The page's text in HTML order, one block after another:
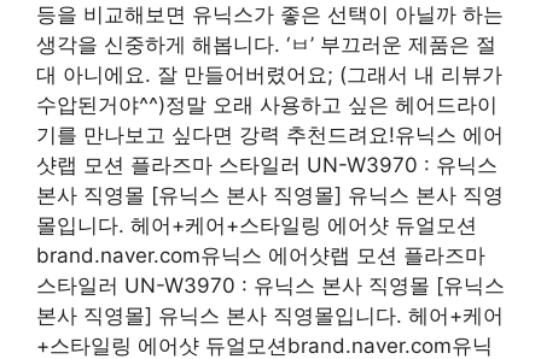
등을 비교해보면 유닉스가 좋은 선택이 아닐까 하는
생각을 신중하게 해봅니다. ‘ㅂ’ 부끄러운 제품은 절
대 아니에요. 잘 만들어버렸어요; (그래서 내 리뷰가
수압된거야^^)정말 오래 사용하고 싶은 헤어드라이
기를 만나보고 싶다면 강력 추천드려요!유닉스 에어
샷랩 모션 플라즈마 스타일러 UN-W3970 : 유닉스
본사 직영몰 [유닉스 본사 직영몰] 유닉스 본사 직영
몰입니다. 헤어+케어+스타일링 에어샷 듀얼모션
brand.naver.com유닉스 에어샷랩 모션 플라즈마
스타일러 UN-W3970 : 유닉스 본사 직영몰 [유닉스
본사 직영몰] 유닉스 본사 직영몰입니다. 헤어+케어
+스타일링 에어샷 듀얼모션brand.naver.com유닉